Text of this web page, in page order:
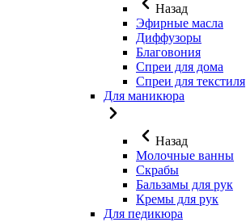
Назад
Эфирные масла
Диффузоры
Благовония
Спреи для дома
Спреи для текстиля
Для маникюра
Назад
Молочные ванны
Скрабы
Бальзамы для рук
Кремы для рук
Для педикюра